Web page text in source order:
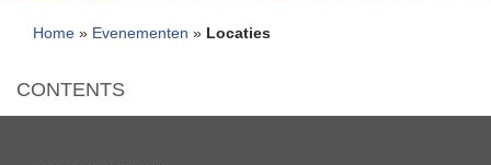
Home » Evenementen » Locaties
CONTENTS